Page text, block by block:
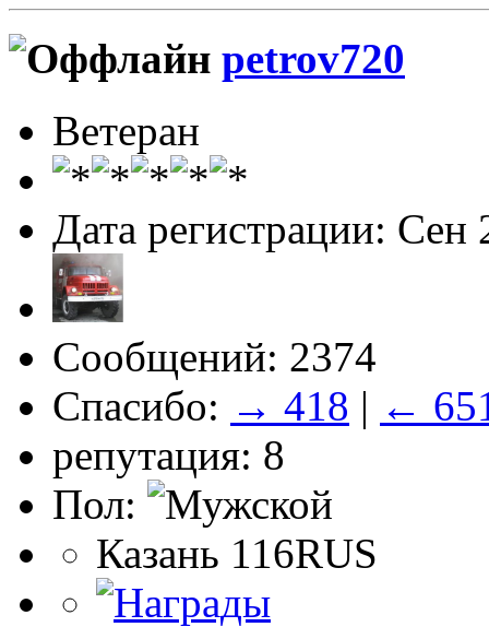
petrov720
Ветеран
Дата регистрации: Сен
Сообщений: 2374
Спасибо: → 418 | ←
репутация: 8
Пол:
Казань 116RUS